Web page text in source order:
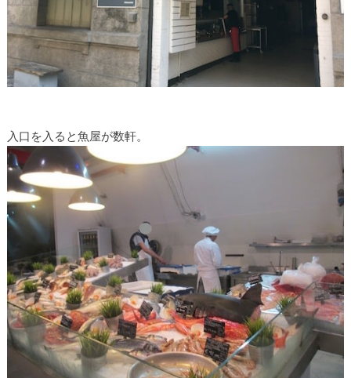
入口を入ると魚屋が数軒。